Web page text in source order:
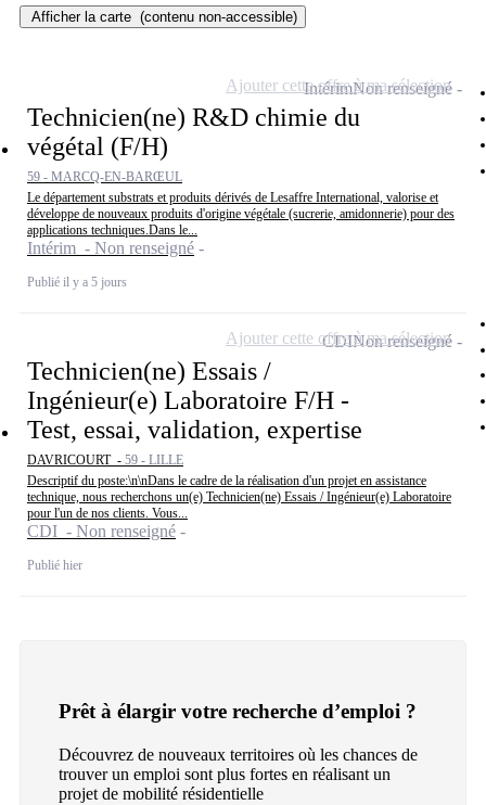
Afficher la carte (contenu non-accessible)
Technicien(ne) R&D chimie du
végétal (F/H)
59 - MARCQ-EN-BARŒUL
Le département substrats et produits dérivés de Lesaffre International, valorise et
développe de nouveaux produits d'origine végétale (sucrerie, amidonnerie) pour des
applications techniques.Dans le...
Intérim - Non renseigné
Publié il y a 5 jours
IntérimNon renseigné
Ajouter cette offre à ma sélection
Technicien(ne) Essais /
Ingénieur(e) Laboratoire F/H -
Test, essai, validation, expertise
DAVRICOURT - 59 - LILLE
Descriptif du poste:\n\nDans le cadre de la réalisation d'un projet en assistance
technique, nous recherchons un(e) Technicien(ne) Essais / Ingénieur(e) Laboratoire
pour l'un de nos clients. Vous...
CDI - Non renseigné
Publié hier
CDINon renseigné
Ajouter cette offre à ma sélection
Prêt à élargir votre recherche d’emploi ?
Découvrez de nouveaux territoires où les chances de
trouver un emploi sont plus fortes en réalisant un
projet de mobilité résidentielle